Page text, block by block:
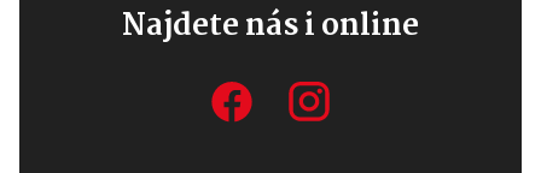
Najdete nás i online